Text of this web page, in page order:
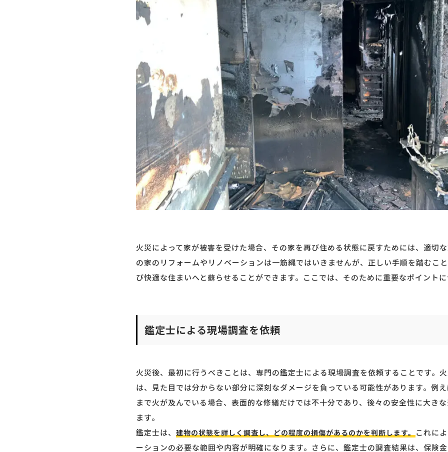
火災によって家が被害を受けた場合、その家を再び住める状態に戻すためには、適切
の家のリフォームやリノベーションは一筋縄ではいきませんが、正しい手順を踏むこ
び快適な住まいへと蘇らせることができます。ここでは、そのために重要なポイント
鑑定士による現場調査を依頼
火災後、最初に行うべきことは、専門の鑑定士による現場調査を依頼することです。
は、見た目では分からない部分に深刻なダメージを負っている可能性があります。例
まで火が及んでいる場合、表面的な修繕だけでは不十分であり、後々の安全性に大き
ます。
鑑定士は、 建物の状態を詳しく調査し、どの程度の損傷があるのかを判断します。 これに
ーションの必要な範囲や内容が明確になります。さらに、鑑定士の調査結果は、保険